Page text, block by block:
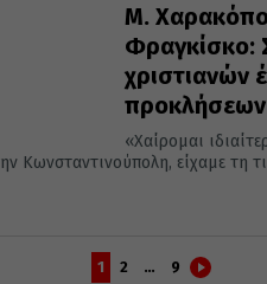
Μ.
Φραγκίσκο:
χριστιανών
προκλήσεων
«Χαίρομαι
Κωνσταντινούπολη, είχαμε τη
1 2 … 9